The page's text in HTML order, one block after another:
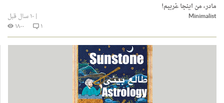
مادر، من اینجا غریبم!
Minimalist
| ۱۰ سال قبل
۱
۱۸۰۰